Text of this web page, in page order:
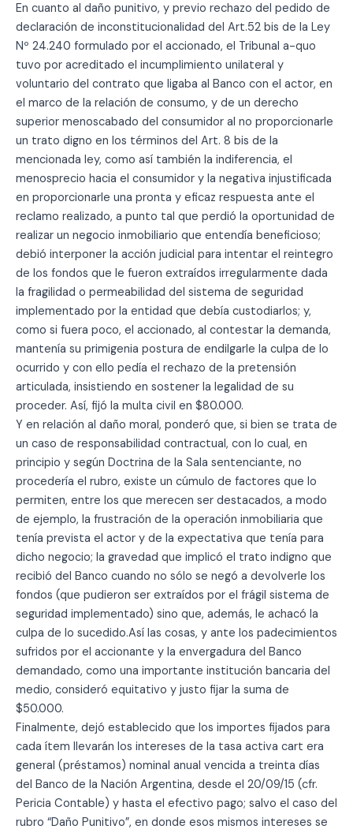
En cuanto al daño punitivo, y previo rechazo del pedido de
declaración de inconstitucionalidad del Art.52 bis de la Ley
Nº 24.240 formulado por el accionado, el Tribunal a-quo
tuvo por acreditado el incumplimiento unilateral y
voluntario del contrato que ligaba al Banco con el actor, en
el marco de la relación de consumo, y de un derecho
superior menoscabado del consumidor al no proporcionarle
un trato digno en los términos del Art. 8 bis de la
mencionada ley, como así también la indiferencia, el
menosprecio hacia el consumidor y la negativa injustificada
en proporcionarle una pronta y eficaz respuesta ante el
reclamo realizado, a punto tal que perdió la oportunidad de
realizar un negocio inmobiliario que entendía beneficioso;
debió interponer la acción judicial para intentar el reintegro
de los fondos que le fueron extraídos irregularmente dada
la fragilidad o permeabilidad del sistema de seguridad
implementado por la entidad que debía custodiarlos; y,
como si fuera poco, el accionado, al contestar la demanda,
mantenía su primigenia postura de endilgarle la culpa de lo
ocurrido y con ello pedía el rechazo de la pretensión
articulada, insistiendo en sostener la legalidad de su
proceder. Así, fijó la multa civil en $80.000.
Y en relación al daño moral, ponderó que, si bien se trata de
un caso de responsabilidad contractual, con lo cual, en
principio y según Doctrina de la Sala sentenciante, no
procedería el rubro, existe un cúmulo de factores que lo
permiten, entre los que merecen ser destacados, a modo
de ejemplo, la frustración de la operación inmobiliaria que
tenía prevista el actor y de la expectativa que tenía para
dicho negocio; la gravedad que implicó el trato indigno que
recibió del Banco cuando no sólo se negó a devolverle los
fondos (que pudieron ser extraídos por el frágil sistema de
seguridad implementado) sino que, además, le achacó la
culpa de lo sucedido.Así las cosas, y ante los padecimientos
sufridos por el accionante y la envergadura del Banco
demandado, como una importante institución bancaria del
medio, consideró equitativo y justo fijar la suma de
$50.000.
Finalmente, dejó establecido que los importes fijados para
cada ítem llevarán los intereses de la tasa activa cart era
general (préstamos) nominal anual vencida a treinta días
del Banco de la Nación Argentina, desde el 20/09/15 (cfr.
Pericia Contable) y hasta el efectivo pago; salvo el caso del
rubro “Daño Punitivo”, en donde esos mismos intereses se